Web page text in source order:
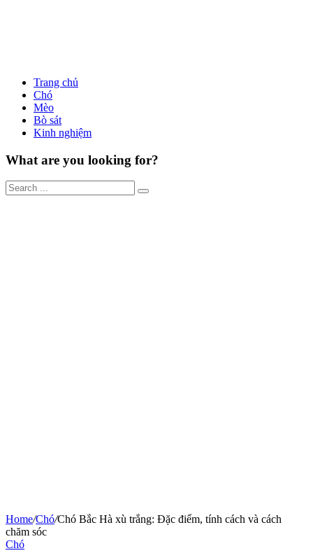
Trang chủ
Chó
Mèo
Bò sát
Kinh nghiệm
What are you looking for?
Home/Chó/Chó Bắc Hà xù trắng: Đặc điểm, tính cách và cách
chăm sóc
Chó